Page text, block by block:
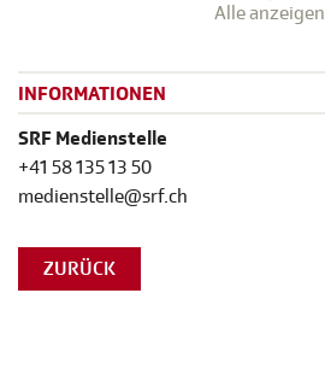
Alle anzeigen
INFORMATIONEN
SRF Medienstelle
+41 58 135 13 50
medienstelle@srf.ch
ZURÜCK